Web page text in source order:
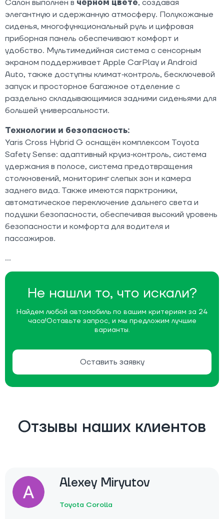
Не нашли то, что искали?
Найдем любой автомобиль по вашим критериям за 24
часа!Оставьте запрос, и мы предложим лучшие
варианты.
Оставить заявку
Салон выполнен в чёрном цвете, создавая
элегантную и сдержанную атмосферу. Полукожаные
сиденья, многофункциональный руль и цифровая
приборная панель обеспечивают комфорт и
удобство. Мультимедийная система с сенсорным
экраном поддерживает Apple CarPlay и Android
Auto, также доступны климат‑контроль, бесключевой
запуск и просторное багажное отделение с
раздельно складывающимися задними сиденьями для
большей универсальности.
Технологии и безопасность:
Yaris Cross Hybrid G оснащён комплексом Toyota
Safety Sense: адаптивный круиз‑контроль, система
удержания в полосе, система предотвращения
столкновений, мониторинг слепых зон и камера
заднего вида. Также имеются парктроники,
автоматическое переключение дальнего света и
подушки безопасности, обеспечивая высокий уровень
безопасности и комфорта для водителя и
пассажиров.
Отзывы наших клиентов
Alexey Miryutov
Toyota Corolla